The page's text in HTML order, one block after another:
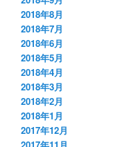
2018年8月
2018年7月
2018年6月
2018年5月
2018年4月
2018年3月
2018年2月
2018年1月
2017年12月